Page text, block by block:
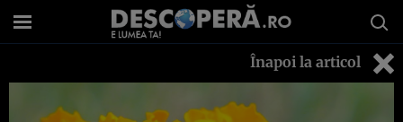
Înapoi la articol